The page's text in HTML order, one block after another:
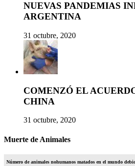
NUEVAS PANDEMIAS
ARGENTINA
31 octubre, 2020
COMENZÓ EL
CHINA
31 octubre, 2020
Muerte de Animales
Número de animales nohumanos matados en el mundo